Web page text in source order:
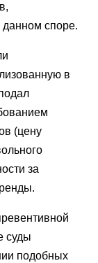
споре.
в
(цену
за
суды
подобных